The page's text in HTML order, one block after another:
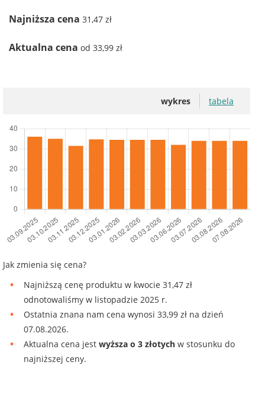
Najniższa cena 31,47 zł
Aktualna cena od 33,99 zł
wykres tabela
Jak zmienia się cena?
Najniższą cenę produktu w kwocie 31,47 zł
odnotowaliśmy w listopadzie 2025 r.
Ostatnia znana nam cena wynosi 33,99 zł na dzień
07.08.2026.
Aktualna cena jest wyższa o 3 złotych w stosunku do
najniższej ceny.